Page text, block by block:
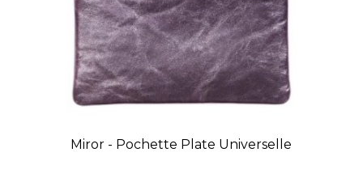
Miror - Pochette Plate Universelle